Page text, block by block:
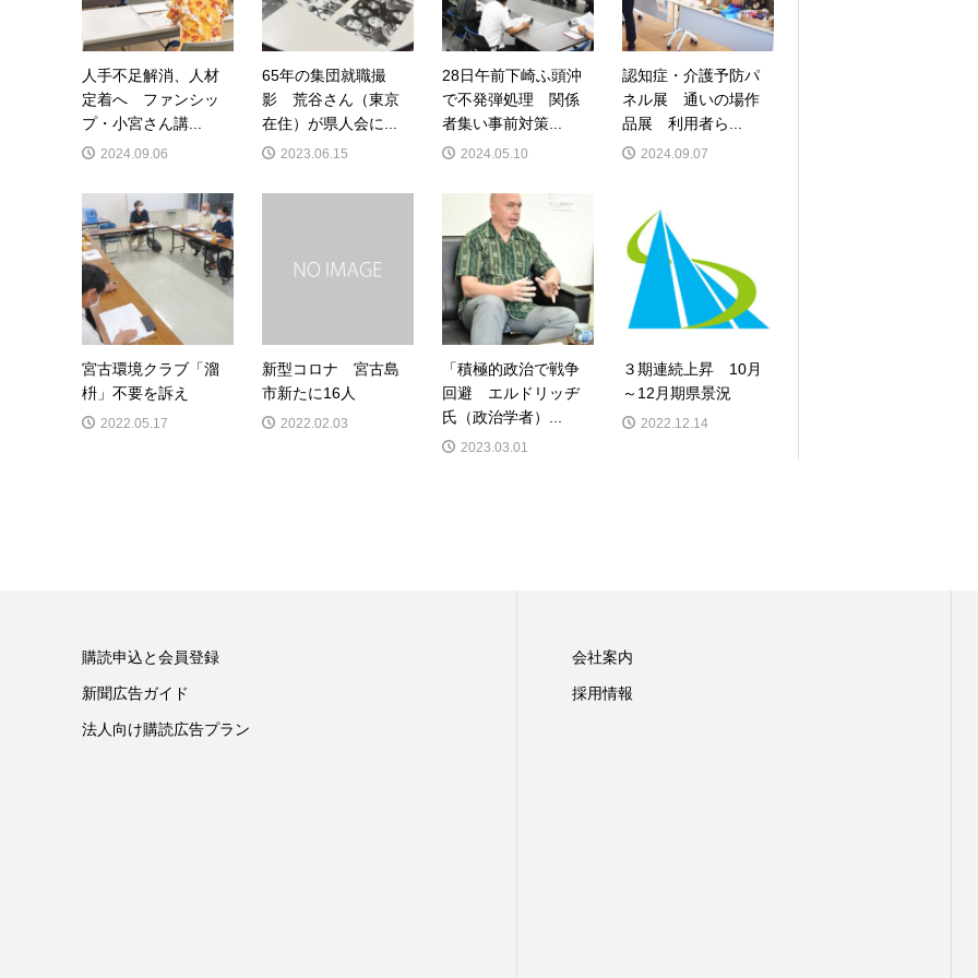
人手不足解消、人材
定着へ ファンシッ
プ・小宮さん講...
2024.09.06
65年の集団就職撮
影 荒谷さん（東京
在住）が県人会に...
2023.06.15
28日午前下崎ふ頭沖
で不発弾処理 関係
者集い事前対策...
2024.05.10
認知症・介護予防パ
ネル展 通いの場作
品展 利用者ら...
2024.09.07
宮古環境クラブ「溜
枡」不要を訴え
2022.05.17
新型コロナ 宮古島
市新たに16人
2022.02.03
「積極的政治で戦争
回避 エルドリッヂ
氏（政治学者）...
2023.03.01
３期連続上昇 10月
～12月期県景況
2022.12.14
購読申込と会員登録
新聞広告ガイド
法人向け購読広告プラン
会社案内
採用情報